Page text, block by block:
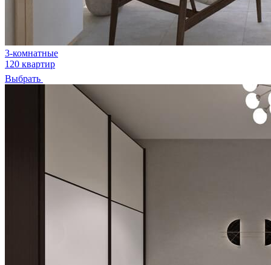
3-комнатные
120 квартир
Выбрать